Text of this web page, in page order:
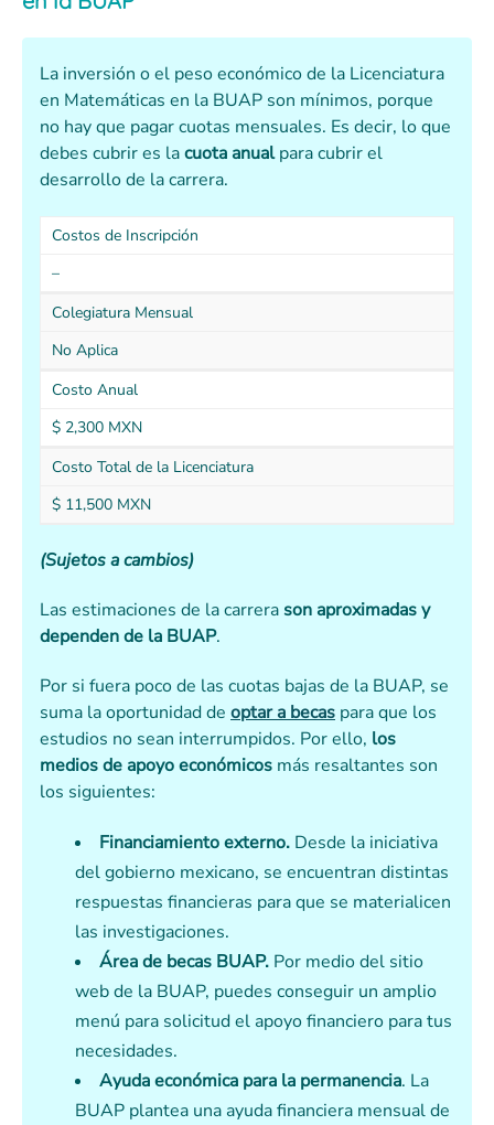
La inversión o el peso económico de la Licenciatura
en Matemáticas en la BUAP son mínimos, porque
no hay que pagar cuotas mensuales. Es decir, lo que
debes cubrir es lacuota anualpara cubrir el
desarrollo de la carrera.
Costos de Inscripción
–
Colegiatura Mensual
No Aplica
Costo Anual
$ 2,300 MXN
Costo Total de la Licenciatura
$ 11,500 MXN
(Sujetos a cambios)
Las estimaciones de la carrerason aproximadas y
dependen de la BUAP.
Por si fuera poco de las cuotas bajas de la BUAP, se
suma la oportunidad de optar a becas para que los
estudios no sean interrumpidos. Por ello, los
medios de apoyo económicos más resaltantes son
los siguientes:
Financiamiento externo. Desde la iniciativa
del gobierno mexicano, se encuentran distintas
respuestas financieras para que se materialicen
las investigaciones.
Área de becas BUAP. Por medio del sitio
web de la BUAP, puedes conseguir un amplio
menú para solicitud el apoyo financiero para tus
necesidades.
Ayuda económica para la permanencia. La
BUAP plantea una ayuda financiera mensual de